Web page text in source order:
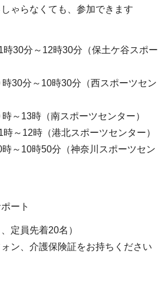
ゃらなくても、参加できます
30分～12時30分（保土ケ谷スポー
30分～10時30分（西スポーツセン
～13時（南スポーツセンター）
～12時（港北スポーツセンター）
～10時50分（神奈川スポーツセン
ート
定員先着20名）
ン、介護保険証をお持ちください